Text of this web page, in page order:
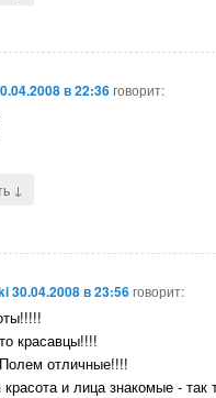
в 22:36говорит:
↓
30.04.2008 в 23:56говорит:
красавцы!!!!
отличные!!!!
красота и лица знакомые -